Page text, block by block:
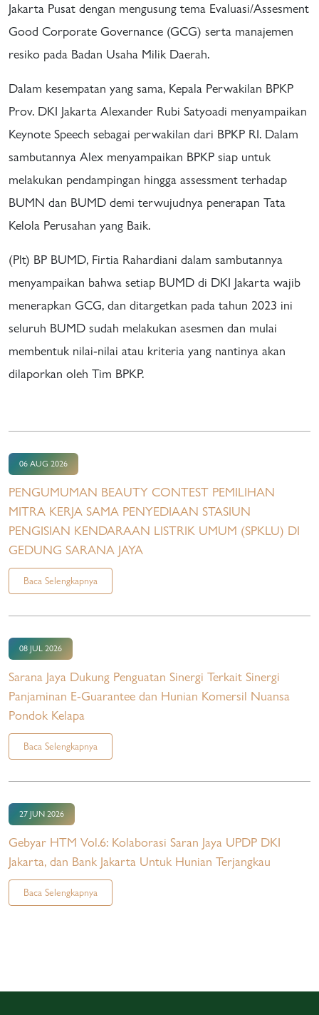
Jakarta Pusat dengan mengusung tema Evaluasi/Assesment
Good Corporate Governance (GCG) serta manajemen
resiko pada Badan Usaha Milik Daerah.
Dalam kesempatan yang sama, Kepala Perwakilan BPKP
Prov. DKI Jakarta Alexander Rubi Satyoadi menyampaikan
Keynote Speech sebagai perwakilan dari BPKP RI. Dalam
sambutannya Alex menyampaikan BPKP siap untuk
melakukan pendampingan hingga assessment terhadap
BUMN dan BUMD demi terwujudnya penerapan Tata
Kelola Perusahan yang Baik.
(Plt) BP BUMD, Firtia Rahardiani dalam sambutannya
menyampaikan bahwa setiap BUMD di DKI Jakarta wajib
menerapkan GCG, dan ditargetkan pada tahun 2023 ini
seluruh BUMD sudah melakukan asesmen dan mulai
membentuk nilai-nilai atau kriteria yang nantinya akan
dilaporkan oleh Tim BPKP.
06 AUG 2026
PENGUMUMAN BEAUTY CONTEST PEMILIHAN
MITRA KERJA SAMA PENYEDIAAN STASIUN
PENGISIAN KENDARAAN LISTRIK UMUM (SPKLU) DI
GEDUNG SARANA JAYA
Baca Selengkapnya
08 JUL 2026
Sarana Jaya Dukung Penguatan Sinergi Terkait Sinergi
Panjaminan E-Guarantee dan Hunian Komersil Nuansa
Pondok Kelapa
Baca Selengkapnya
27 JUN 2026
Gebyar HTM Vol.6: Kolaborasi Saran Jaya UPDP DKI
Jakarta, dan Bank Jakarta Untuk Hunian Terjangkau
Baca Selengkapnya